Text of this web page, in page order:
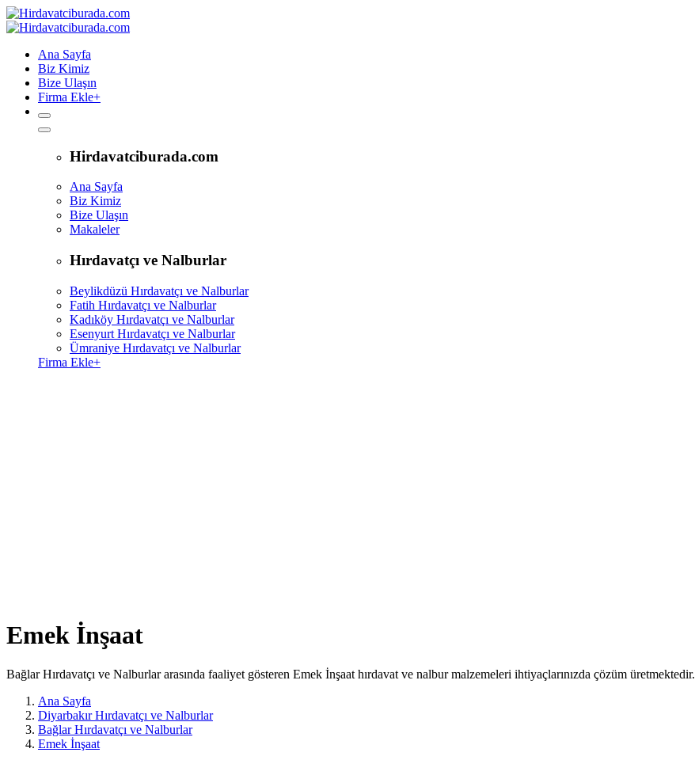
Ana Sayfa
Biz Kimiz
Bize Ulaşın
Firma Ekle+
Hirdavatciburada.com
Ana Sayfa
Biz Kimiz
Bize Ulaşın
Makaleler
Hırdavatçı ve Nalburlar
Beylikdüzü Hırdavatçı ve Nalburlar
Fatih Hırdavatçı ve Nalburlar
Kadıköy Hırdavatçı ve Nalburlar
Esenyurt Hırdavatçı ve Nalburlar
Ümraniye Hırdavatçı ve Nalburlar
Firma Ekle+
Emek İnşaat
Bağlar Hırdavatçı ve Nalburlar arasında faaliyet gösteren Emek İnşaat hırdavat ve nalbur malzemeleri ihtiyaçlarınızda çözüm üretmektedir.
Ana Sayfa
Diyarbakır Hırdavatçı ve Nalburlar
Bağlar Hırdavatçı ve Nalburlar
Emek İnşaat